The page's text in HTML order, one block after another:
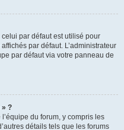
par défaut est utilisé pour
par défaut. L’administrateur
par défaut via votre panneau de
» ?
du forum, y compris les
détails tels que les forums